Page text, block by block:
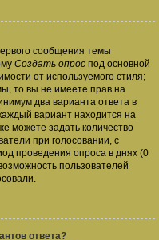
сообщения темы
Создать опрос под основной
от используемого стиля;
то вы не имеете прав на
два варианта ответа в
вариант находится на
можете задать количество
при голосовании, с
проведения опроса в днях (0
пользователей
ответа?